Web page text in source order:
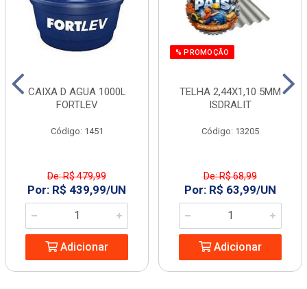
CAIXA D AGUA 1000L
FORTLEV
Código: 1451
De: R$ 479,99
Por: R$ 439,99/UN
Adicionar
% PROMOÇÃO
TELHA 2,44X1,10 5MM
ISDRALIT
Código: 13205
De: R$ 68,99
Por: R$ 63,99/UN
Adicionar